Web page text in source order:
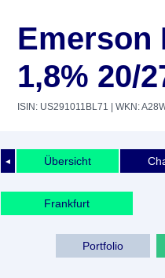
Emerson
1,8% 20/
ISIN: US291011BL71 | WKN:
◄ Übersicht
Frankfurt
Portfolio